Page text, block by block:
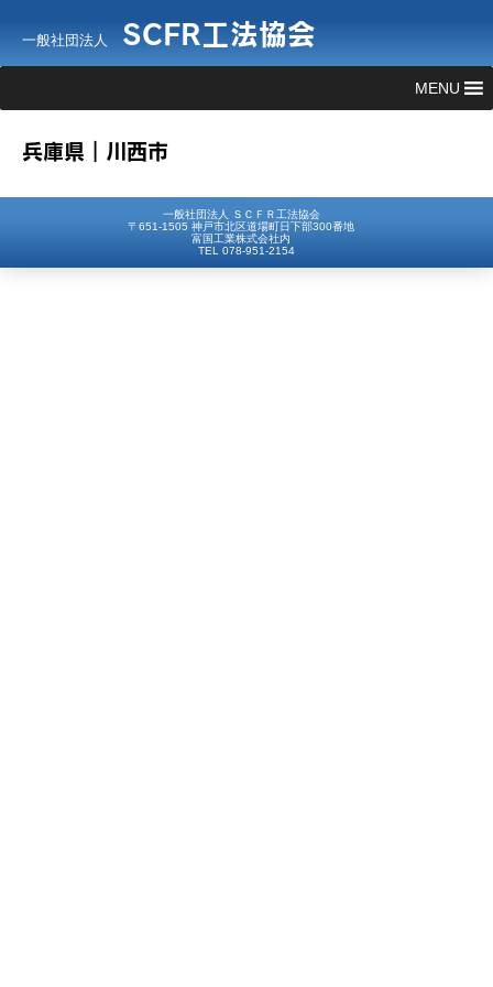
一般社団法人 SCFR工法協会
MENU
兵庫県｜川西市
一般社団法人 ＳＣＦＲ工法協会
〒651-1505 神戸市北区道場町日下部300番地
富国工業株式会社内
TEL 078-951-2154